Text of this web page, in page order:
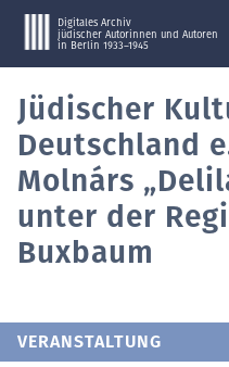
Digitales Archiv
jüdischer Autorinnen und Autoren
in Berlin 1933–1945
Jüdischer
Deutschland
Molnárs
unter der
Buxbaum
VERANSTALTUNG